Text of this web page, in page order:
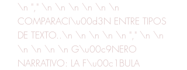
\n "," \n \n \n \n \n \n
COMPARACI\u00d3N ENTRE TIPOS
DE TEXTO..\n \n \n \n \n "," \n \n
\n \n \n \n G\u00c9NERO
NARRATIVO: LA F\u00c1BULA